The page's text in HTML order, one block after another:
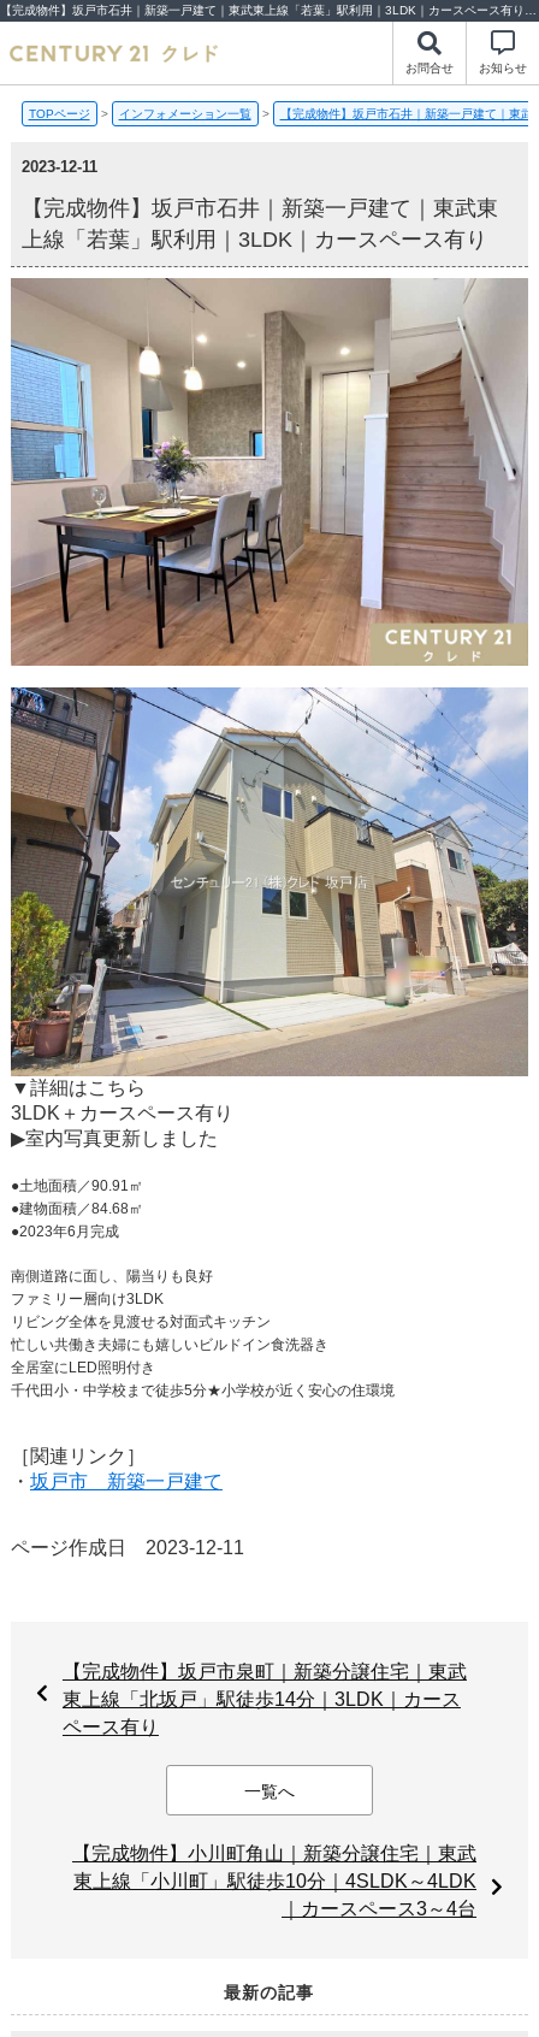
お問合せ お知らせ
TOPページ > インフォメーション一覧 > 【完成物件】坂戸市石井｜新築一戸建て｜東
2023-12-11
【完成物件】坂戸市石井｜新築一戸建て｜東武東
上線「若葉」駅利用｜3LDK｜カースペース有り
▼詳細はこちら
3LDK＋カースペース有り
▶室内写真更新しました
●土地面積／90.91㎡
●建物面積／84.68㎡
●2023年6月完成
南側道路に面し、陽当りも良好
ファミリー層向け3LDK
リビング全体を見渡せる対面式キッチン
忙しい共働き夫婦にも嬉しいビルドイン食洗器き
全居室にLED照明付き
千代田小・中学校まで徒歩5分★小学校が近く安心の住環境
［関連リンク］
・ 坂戸市 新築一戸建て
ページ作成日 2023-12-11
【完成物件】坂戸市泉町｜新築分譲住宅｜東武
東上線「北坂戸」駅徒歩14分｜3LDK｜カース
ペース有り
一覧へ
【完成物件】小川町角山｜新築分譲住宅｜東武
東上線「小川町」駅徒歩10分｜4SLDK～4LDK
｜カースペース3～4台
最新の記事